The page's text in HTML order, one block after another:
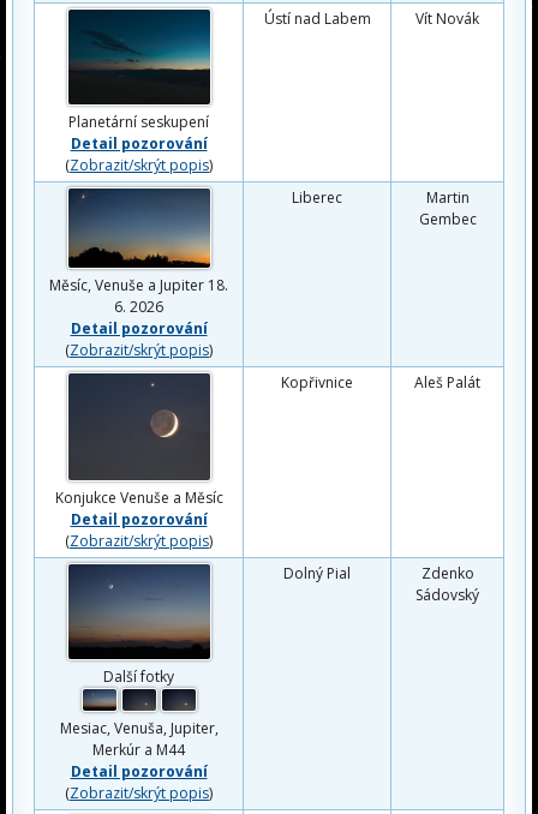
Planetární seskupení
Detail pozorování
(Zobrazit/skrýt popis)
Ústí nad Labem Vít Novák
Měsíc, Venuše a Jupiter 18.
6. 2026
Detail pozorování
(Zobrazit/skrýt popis)
Liberec
Martin
Gembec
Konjukce Venuše a Měsíc
Detail pozorování
(Zobrazit/skrýt popis)
Kopřivnice Aleš Palát
Další fotky
Mesiac, Venuša, Jupiter,
Merkúr a M44
Detail pozorování
(Zobrazit/skrýt popis)
Dolný Pial
Zdenko
Sádovský